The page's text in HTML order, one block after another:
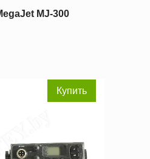
MJ-300
Купить